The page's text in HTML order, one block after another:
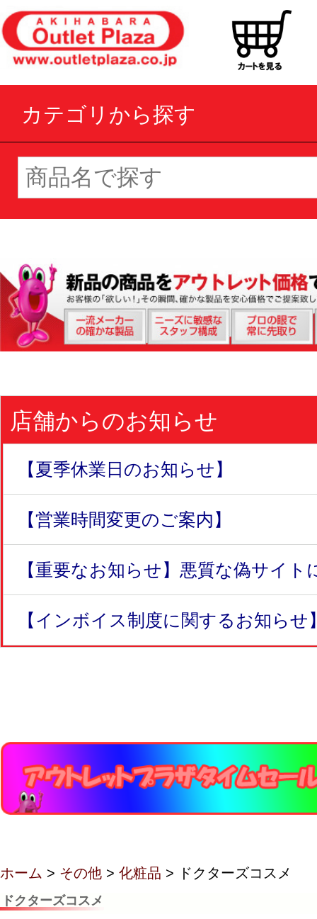
カテゴリから探す
店舗からのお知らせ
【夏季休業日のお知らせ】
【営業時間変更のご案内】
【重要なお知らせ】悪質な偽サイト
【インボイス制度に関するお知らせ
ホーム > その他 > 化粧品 > ドクターズコスメ
ドクターズコスメ